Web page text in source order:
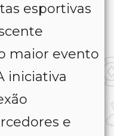
esportivas
maior evento
iniciativa
e